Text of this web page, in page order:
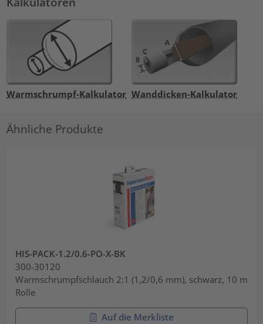
Warmschrumpf-Kalkulator Wanddicken-Kalkulator
Ähnliche Produkte
HIS-PACK-1.2/0.6-PO-X-BK
300-30120
Warmschrumpfschlauch 2:1 (1,2/0,6 mm), schwarz, 10 m
Rolle
Auf die Merkliste